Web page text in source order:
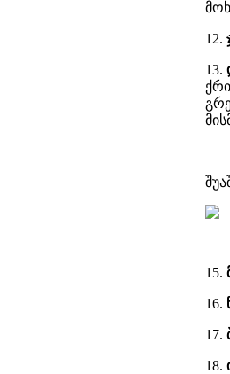
12.
13.
15.
16.
17.
18.